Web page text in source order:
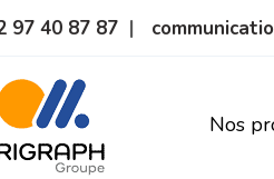
97 40 87 87
Nos